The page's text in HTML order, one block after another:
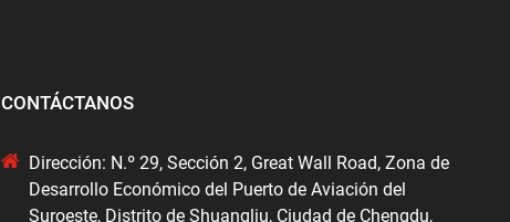
CONTÁCTANOS
Dirección: N.º 29, Sección 2, Great Wall Road, Zona de
Desarrollo Económico del Puerto de Aviación del
Suroeste, Distrito de Shuangliu, Ciudad de Chengdu,